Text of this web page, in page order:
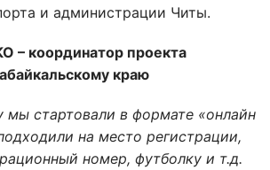
и администрации Читы.
– координатор проекта
краю
мы стартовали в формате «онлайн
на место регистрации,
номер, футболку и т.д.